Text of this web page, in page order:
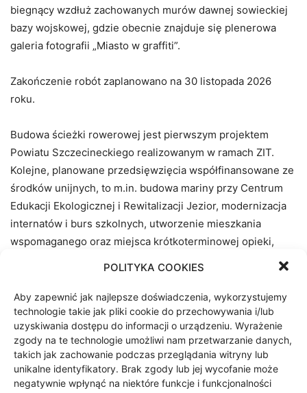
POLITYKA COOKIES
Aby zapewnić jak najlepsze doświadczenia, wykorzystujemy
technologie takie jak pliki cookie do przechowywania i/lub
uzyskiwania dostępu do informacji o urządzeniu. Wyrażenie
zgody na te technologie umożliwi nam przetwarzanie danych,
takich jak zachowanie podczas przeglądania witryny lub
unikalne identyfikatory. Brak zgody lub jej wycofanie może
negatywnie wpłynąć na niektóre funkcje i funkcjonalności
biegnący wzdłuż zachowanych murów dawnej sowieckiej
bazy wojskowej, gdzie obecnie znajduje się plenerowa
galeria fotografii „Miasto w graffiti”.
Zakończenie robót zaplanowano na 30 listopada 2026
roku.
Budowa ścieżki rowerowej jest pierwszym projektem
Powiatu Szczecineckiego realizowanym w ramach ZIT.
Kolejne, planowane przedsięwzięcia współfinansowane ze
środków unijnych, to m.in. budowa mariny przy Centrum
Edukacji Ekologicznej i Rewitalizacji Jezior, modernizacja
internatów i burs szkolnych, utworzenie mieszkania
wspomaganego oraz miejsca krótkoterminowej opieki,
doposażenie warsztatów i pracowni, organizację szkoleń,
staży oraz stypendiów dla uczniów.